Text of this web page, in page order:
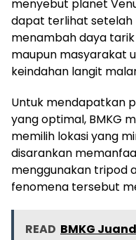
menyebut planet
dapat terlihat
menambah daya
maupun masyarakat
keindahan langit
Untuk mendapatkan
yang optimal, BMKG
memilih lokasi yang
disarankan
menggunakan tripod
fenomena tersebut
READ BMKG